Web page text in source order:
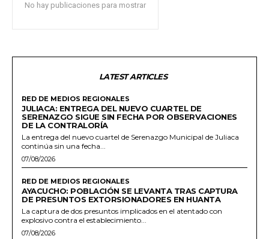
No hay publicaciones para mostrar
LATEST ARTICLES
RED DE MEDIOS REGIONALES
JULIACA: ENTREGA DEL NUEVO CUARTEL DE
SERENAZGO SIGUE SIN FECHA POR OBSERVACIONES
DE LA CONTRALORÍA
La entrega del nuevo cuartel de Serenazgo Municipal de Juliaca
continúa sin una fecha...
07/08/2026
RED DE MEDIOS REGIONALES
AYACUCHO: POBLACIÓN SE LEVANTA TRAS CAPTURA
DE PRESUNTOS EXTORSIONADORES EN HUANTA
La captura de dos presuntos implicados en el atentado con
explosivo contra el establecimiento...
07/08/2026